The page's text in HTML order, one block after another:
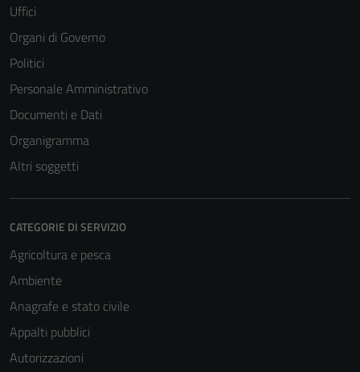
Uffici
Organi di Governo
Politici
Personale Amministrativo
Documenti e Dati
Organigramma
Altri soggetti
CATEGORIE DI SERVIZIO
Agricoltura e pesca
Ambiente
Anagrafe e stato civile
Appalti pubblici
Autorizzazioni